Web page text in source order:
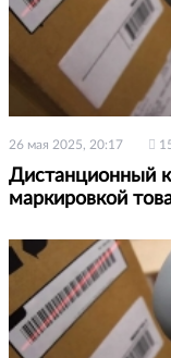
26 мая 2025, 20:17
Дистанционный
маркировкой